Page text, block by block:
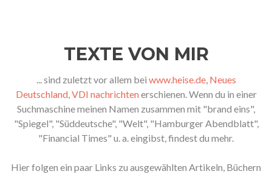
TEXTE VON MIR
... sind zuletzt vor allem bei www.heise.de, Neues
Deutschland,VDI nachrichtenerschienen. Wenn du in einer
Suchmaschine meinen Namen zusammen mit "brand eins",
"Spiegel", "Süddeutsche", "Welt", "Hamburger Abendblatt",
"Financial Times" u. a. eingibst, findest du mehr.
Hier folgen ein paar Links zu ausgewählten Artikeln, Büchern